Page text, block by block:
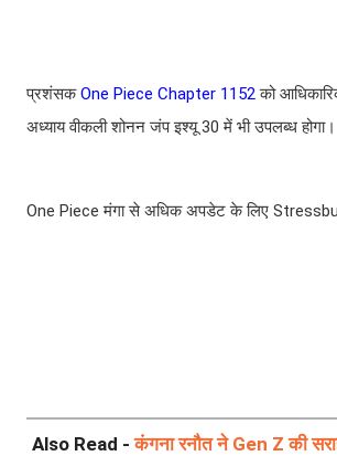
प्रशंसकOne Piece Chapter 1152को
अध्याय वीकली शोनन जंप इश्यू 30 में भी उपलब्ध होगा।
One Piece मंगा से अधिक अपडेट के लिए
Also Read -कंगना रनौत ने Gen Z की